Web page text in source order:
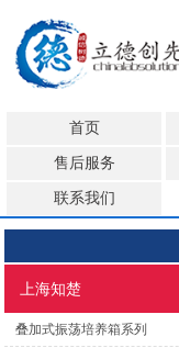
首页
售后服务
联系我们
上海知楚
叠加式振荡培养箱系列